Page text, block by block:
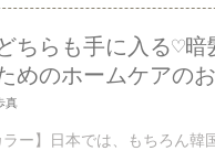
ちらも手に入る♡暗
めのホームケアの
真
ー】日本では、もちろん韓